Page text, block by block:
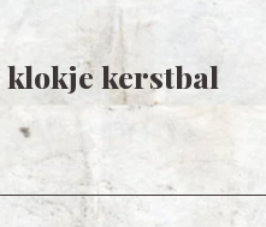
kerstbal